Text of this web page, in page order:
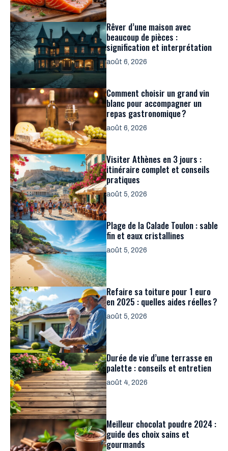
Rêver d’une maison avec
beaucoup de pièces :
signification et interprétation
août 6, 2026
Comment choisir un grand vin
blanc pour accompagner un
repas gastronomique ?
août 6, 2026
Visiter Athènes en 3 jours :
itinéraire complet et conseils
pratiques
août 5, 2026
Plage de la Calade Toulon : sable
fin et eaux cristallines
août 5, 2026
Refaire sa toiture pour 1 euro
en 2025 : quelles aides réelles ?
août 5, 2026
Durée de vie d’une terrasse en
palette : conseils et entretien
août 4, 2026
Meilleur chocolat poudre 2024 :
guide des choix sains et
gourmands